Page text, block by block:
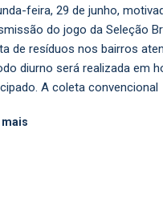
feira, 29 de junho,
do jogo da Seleção
de resíduos nos bairros
diurno será realizada em
A coleta convencional
mais